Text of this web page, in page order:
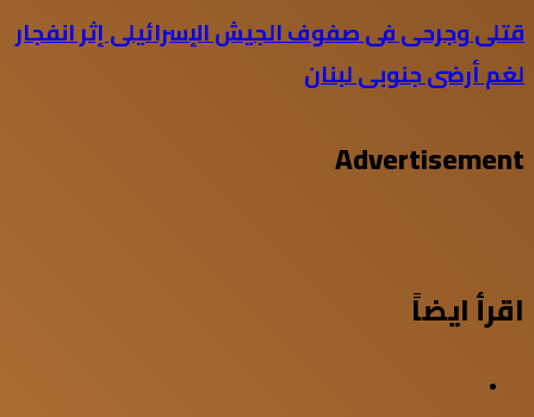
قتلى وجرحى فى صفوف الجيش الإسرائيلى إثر انفجار
لغم أرضى جنوبى لبنان
Advertisement
اقرأ ايضاً